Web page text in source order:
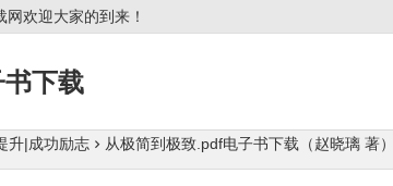
欢迎大家的到来！
下载
升|成功励志 从极简到极致.pdf电子书下载（赵晓璃 著